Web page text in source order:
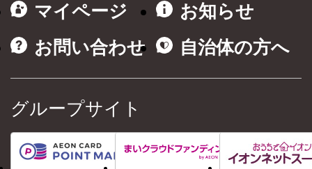
マイページ
お知らせ
お問い合わせ
自治体の方へ
グループサイト